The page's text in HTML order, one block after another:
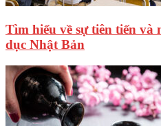
Tìm hiểu về sự tiên tiến và
dục Nhật Bản